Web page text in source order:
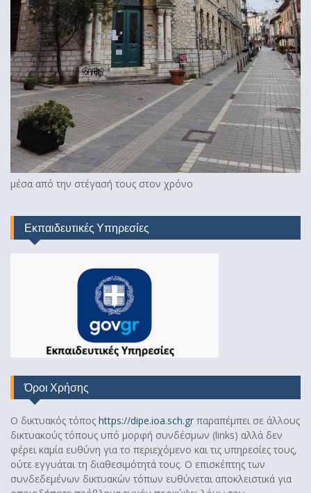
μέσα από την στέγασή τους στον χρόνο
Εκπαιδευτικές Υπηρεσίες
Όροι Χρήσης
Ο δικτυακός τόπος https://dipe.ioa.sch.gr παραπέμπει σε άλλους
δικτυακούς τόπους υπό μορφή συνδέσμων (links) αλλά δεν
φέρει καμία ευθύνη για το περιεχόμενο και τις υπηρεσίες τους,
ούτε εγγυάται τη διαθεσιμότητά τους. Ο επισκέπτης των
συνδεδεμένων δικτυακών τόπων ευθύνεται αποκλειστικά για